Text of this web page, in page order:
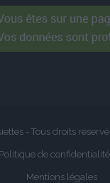
- Tous droits
Politique de confidentialité
Mentions légales